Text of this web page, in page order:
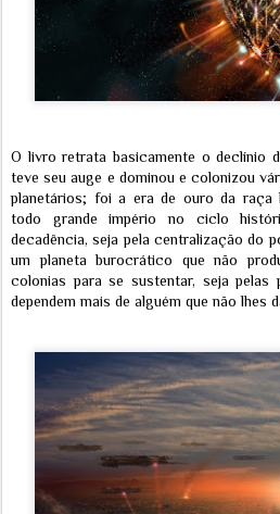
O livro retrata basicamente o declínio
teve seu auge e dominou e colonizou
planetários; foi a era de ouro da raça
todo grande império no ciclo
decadência, seja pela centralização do
um planeta burocrático que não
colonias para se sustentar, seja pelas
dependem mais de alguém que não lhes